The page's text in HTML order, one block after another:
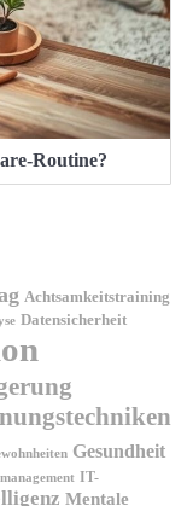
Routine?
Achtsamkeitstraining
Datensicherheit
Gesundheit
IT-
Mentale